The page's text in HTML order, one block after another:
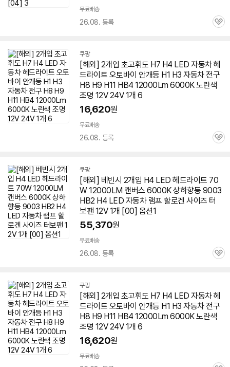
무료배송
26.08. 등록
관
쿠팡
[해외] 2개입 초고휘도 H7 H4 LED 자동차 헤
드라이트 오토바이 안개등 H1 H3 자동차 전구
H8 H9 H11 HB4 12000Lm 6000K 노란색
조명 12V 24V 1개 6
16,620원
무료배송
26.08. 등록
관
쿠팡
[해외] 베빈시 2개입 H4 LED 헤드라이트 70
W 12000LM 캔버스 6000K 상하향등 9003
HB2 H4 LED 자동차 램프 할로겐 사이즈 터
보팬 12V 1개 [00] 옵션1
55,370원
무료배송
26.08. 등록
관
쿠팡
[해외] 2개입 초고휘도 H7 H4 LED 자동차 헤
드라이트 오토바이 안개등 H1 H3 자동차 전구
H8 H9 H11 HB4 12000Lm 6000K 노란색
조명 12V 24V 1개 6
16,620원
무료배송